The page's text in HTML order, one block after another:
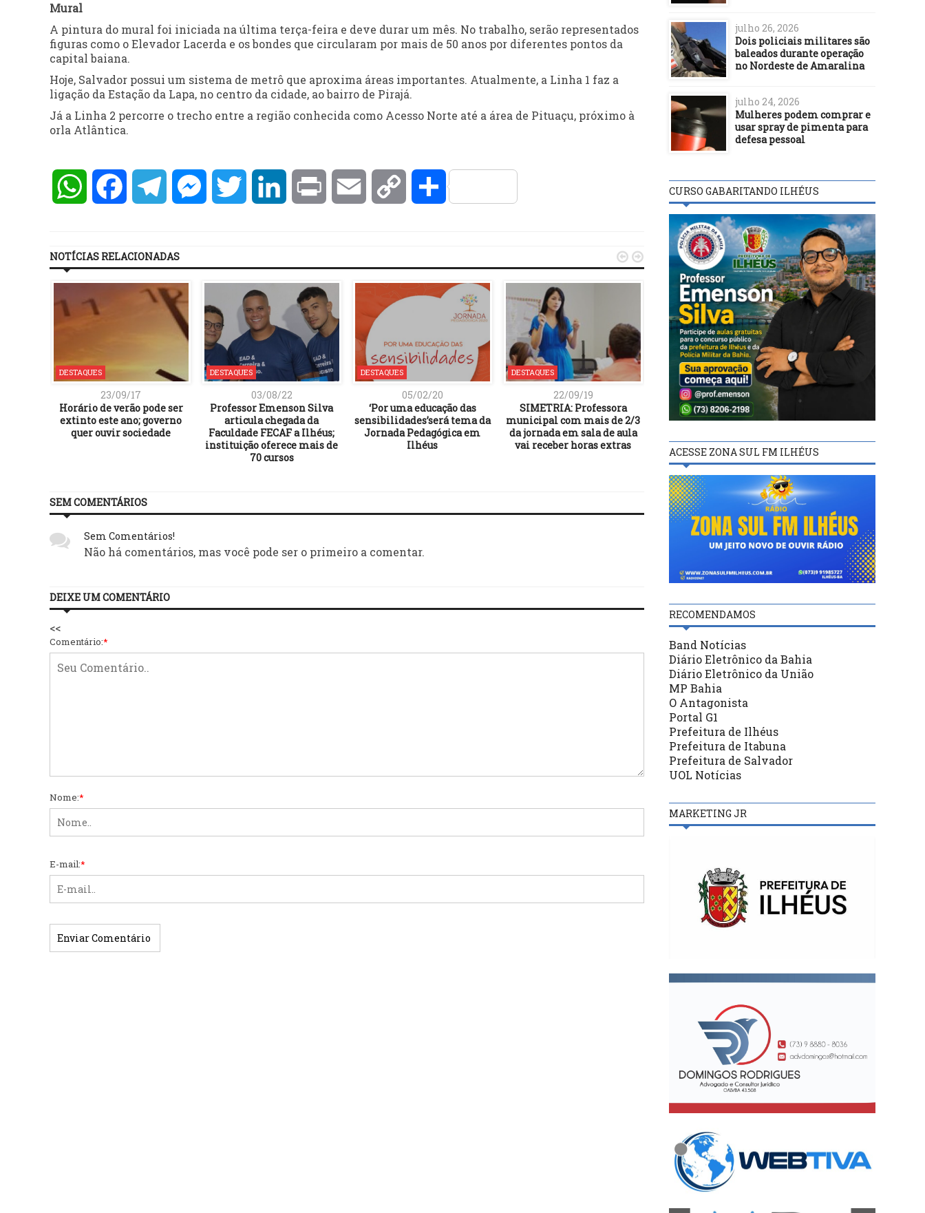
Mural
A pintura do mural foi iniciada na última terça-feira e deve durar um mês. No trabalho, serão representados
figuras como o Elevador Lacerda e os bondes que circularam por mais de 50 anos por diferentes pontos da
capital baiana.
Hoje, Salvador possui um sistema de metrô que aproxima áreas importantes. Atualmente, a Linha 1 faz a
ligação da Estação da Lapa, no centro da cidade, ao bairro de Pirajá.
Já a Linha 2 percorre o trecho entre a região conhecida como Acesso Norte até a área de Pituaçu, próximo à
orla Atlântica.
WhatsAppFacebookTelegramMessengerTwitter LinkedInPrint Email Copy Compartilhar
NOTÍCIAS RELACIONADAS
DESTAQUES
23/09/17
Horário de verão pode ser
extinto este ano; governo
quer ouvir sociedade
DESTAQUES
03/08/22
Professor Emenson Silva
articula chegada da
Faculdade FECAF a Ilhéus;
instituição oferece mais de
70 cursos
DESTAQUES
05/02/20
‘Por uma educação das
sensibilidades’será tema da
Jornada Pedagógica em
Ilhéus
DESTAQUES
22/09/19
SIMETRIA: Professora
municipal com mais de 2/3
da jornada em sala de aula
vai receber horas extras
DESTAQUES
19/04/19
Vereador Escuta (PP),
apresenta Projetos
indicativos para melhoria
Olivença até Sapucaeira
Festival de Talentos
 
SEM COMENTÁRIOS
Sem Comentários!
Não há comentários, mas você pode ser o primeiro a comentar.
DEIXE UM COMENTÁRIO
<<
Comentário:*
Nome:*
E-mail:*
julho 26, 2026
Dois policiais militares são
baleados durante operação
no Nordeste de Amaralina
julho 24, 2026
Mulheres podem comprar e
usar spray de pimenta para
defesa pessoal
CURSO GABARITANDO ILHÉUS
ACESSE ZONA SUL FM ILHÉUS
RECOMENDAMOS
Band Notícias
Diário Eletrônico da Bahia
Diário Eletrônico da União
MP Bahia
O Antagonista
Portal G1
Prefeitura de Ilhéus
Prefeitura de Itabuna
Prefeitura de Salvador
UOL Notícias
MARKETING JR